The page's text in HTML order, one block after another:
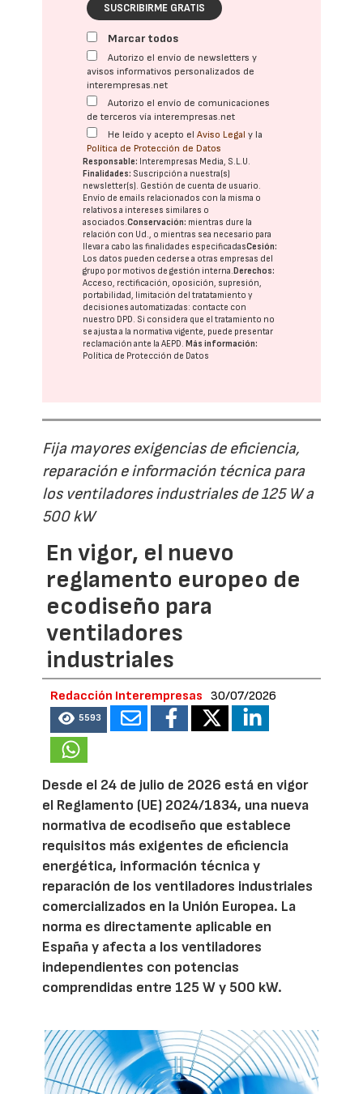
SUSCRIBIRME GRATIS
Marcar todos
Autorizo el envío de newsletters y
avisos informativos personalizados de
interempresas.net
Autorizo el envío de comunicaciones
de terceros vía interempresas.net
He leído y acepto elAviso Legal y la
Política de Protección de Datos
Responsable: Interempresas Media, S.L.U.
Finalidades: Suscripción a nuestra(s)
newsletter(s). Gestión de cuenta de usuario.
Envío de emails relacionados con la misma o
relativos a intereses similares o
asociados.Conservación: mientras dure la
relación con Ud., o mientras sea necesario para
llevar a cabo las finalidades especificadasCesión:
Los datos pueden cederse a otras empresas del
grupo por motivos de gestión interna. Derechos:
Acceso, rectificación, oposición, supresión,
portabilidad, limitación del tratatamiento y
decisiones automatizadas: contacte con
nuestro DPD. Si considera que el tratamiento no
se ajusta a la normativa vigente, puede presentar
reclamación ante laAEPD. Más información:
Política de Protección de Datos
Fija mayores exigencias de eficiencia,
reparación e información técnica para
los ventiladores industriales de 125 W a
500 kW
En vigor, el nuevo
reglamento europeo de
ecodiseño para
ventiladores
industriales
Redacción Interempresas 30/07/2026
5593
Desde el 24 de julio de 2026 está en vigor
el Reglamento (UE) 2024/1834, una nueva
normativa de ecodiseño que establece
requisitos más exigentes de eficiencia
energética, información técnica y
reparación de los ventiladores industriales
comercializados en la Unión Europea. La
norma es directamente aplicable en
España y afecta a los ventiladores
independientes con potencias
comprendidas entre 125 W y 500 kW.